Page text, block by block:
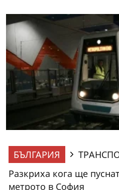
БЪЛГАРИЯ
Разкриха кога ще
метрото в София